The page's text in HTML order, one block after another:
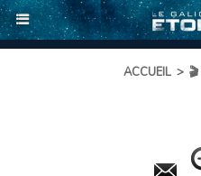
ACCUEIL >